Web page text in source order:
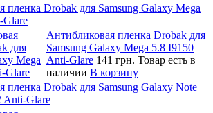
пленка Drobak для Samsung Galaxy Mega
Glare
Антибликовая пленка Drobak для
Samsung Galaxy Mega 5.8 I9150
Anti-Glare 141 грн. Товар есть в
наличии В корзину
пленка Drobak для Samsung Galaxy Note
Anti-Glare